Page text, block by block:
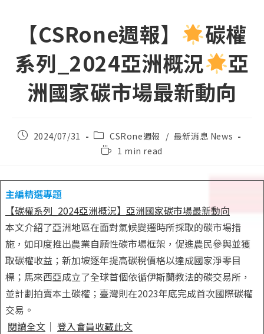
【CSRone週報】
碳權
系列_2024亞洲概況
亞
洲國家碳市場最新動向
Post2024/07/31
Post
category:
CSRone週報 / 最新消息 News
Reading1 min read
主編精選專題
【碳權系列_2024亞洲概況】亞洲國家碳市場最新動向
本文介紹了亞洲地區在面對氣候變遷時所採取的碳市場措
施，如印度推出農業自願性碳市場框架，促進農民參與並獲
取碳權收益；新加坡逐年提高碳稅價格以達成國家淨零目
標；馬來西亞成立了全球首個依循伊斯蘭教法的碳交易所，
並計劃拍賣本土碳權；臺灣則在2023年底完成首次國際碳權
交易。
閱讀全文 ｜ 登入會員收藏此文